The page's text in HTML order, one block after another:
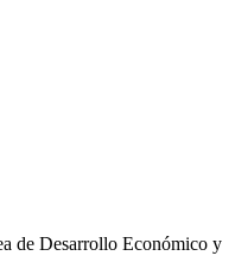
de Desarrollo Económico y